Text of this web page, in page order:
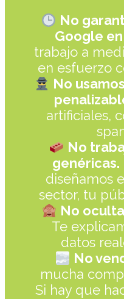
No
Google en
trabajo a
en esfuerzo
No
artificiales,
No
genéricas.
diseñamos
sector, tu
No
Te
datos
No
mucha
Si hay que